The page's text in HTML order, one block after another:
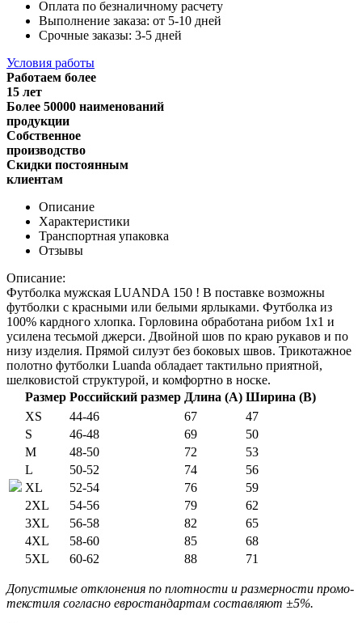
Оплата по безналичному расчету
Выполнение заказа: от 5-10 дней
Срочные заказы: 3-5 дней
Условия работы
Работаем более
15 лет
Более 50000 наименований
продукции
Собственное
производство
Скидки постоянным
клиентам
Описание
Характеристики
Транспортная упаковка
Отзывы
Описание:
Футболка мужская LUANDA 150 ! В поставке возможны
футболки с красными или белыми ярлыками. Футболка из
100% кардного хлопка. Горловина обработана рибом 1х1 и
усилена тесьмой джерси. Двойной шов по краю рукавов и по
низу изделия. Прямой силуэт без боковых швов. Трикотажное
полотно футболки Luanda обладает тактильно приятной,
шелковистой структурой, и комфортно в носке.
Размер Российский размер Длина (А) Ширина (В)
XS
44-46 67
47
S
46-48 69
50
M
48-50 72
53
L
50-52 74
56
XL
52-54 76
59
2XL
54-56 79
62
3XL
56-58 82
65
4XL
58-60 85
68
5XL
60-62 88 71
Допустимые отклонения по плотности и размерности промо-
текстиля согласно евростандартам составляют ±5%.